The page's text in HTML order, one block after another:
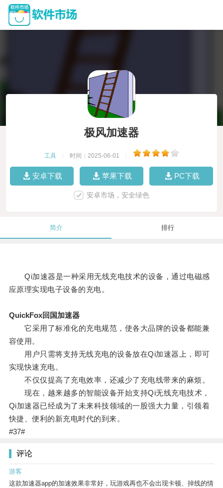
极风加速器
工具 时间：2025-06-01
安卓下载 苹果下载 PC下载
安卓市场，安全绿色
简介 排行
Qi加速器是一种采用无线充电技术的设备，通过电磁感
应原理实现电子设备的充电。
QuickFox回国加速器
它采用了标准化的充电规范，使各大品牌的设备都能兼
容使用。
用户只需将支持无线充电的设备放在Qi加速器上，即可
实现快速充电。
不仅仅提高了充电效率，还减少了充电线带来的麻烦。
现在，越来越多的智能设备开始支持Qi无线充电技术，
Qi加速器已经成为了未来科技领域的一股强大力量，引领着
快捷、便利的新充电时代的到来。
#37#
评论
游客
这款加速器app的加速效果非常好，玩游戏再也不会出现卡顿、掉线的情